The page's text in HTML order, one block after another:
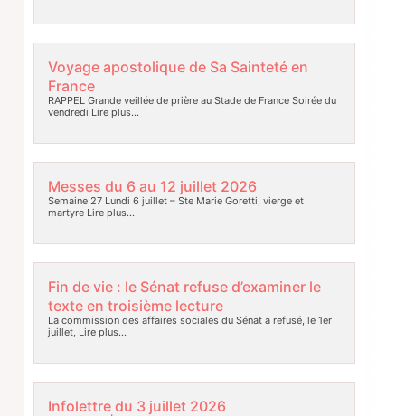
Voyage apostolique de Sa Sainteté en
France
RAPPEL Grande veillée de prière au Stade de France Soirée du
vendredi Lire plus…
Messes du 6 au 12 juillet 2026
Semaine 27 Lundi 6 juillet – Ste Marie Goretti, vierge et
martyreLire plus…
Fin de vie : le Sénat refuse d’examiner le
texte en troisième lecture
La commission des affaires sociales du Sénat a refusé, le 1er
juillet, Lire plus…
Infolettre du 3 juillet 2026